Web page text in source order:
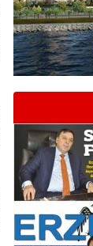
17